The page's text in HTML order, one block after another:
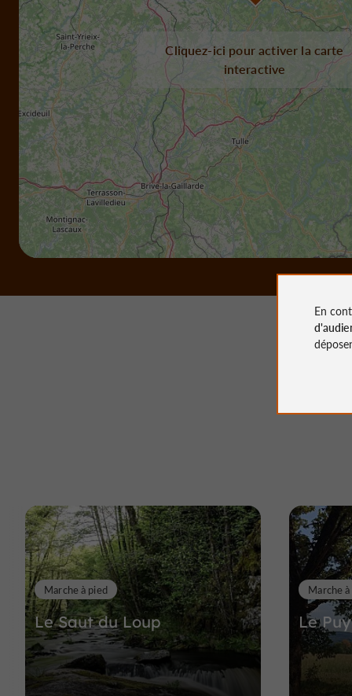
Cliquez-ici pour activer la carte
interactive
Le Saut du Loup
Marche à pied
Le
Marche
En